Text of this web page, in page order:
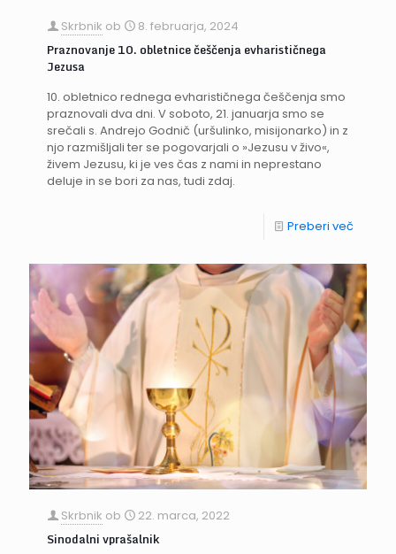
Skrbnik ob 8. februarja, 2024
Praznovanje 10. obletnice češčenja evharističnega
Jezusa
10. obletnico rednega evharističnega češčenja smo
praznovali dva dni. V soboto, 21. januarja smo se
srečali s. Andrejo Godnič (uršulinko, misijonarko) in z
njo razmišljali ter se pogovarjali o »Jezusu v živo«,
živem Jezusu, ki je ves čas z nami in neprestano
deluje in se bori za nas, tudi zdaj.
Preberi več
Skrbnik ob 22. marca, 2022
Sinodalni vprašalnik